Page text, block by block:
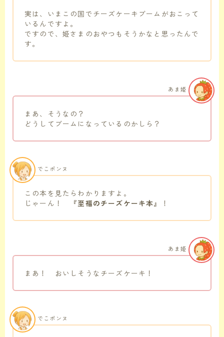
実は、いまこの国でチーズケーキブームがおこって
いるんですよ。
ですので、姫さまのおやつもそうかなと思ったんで
す。
まあ、そうなの？
どうしてブームになっているのかしら？
あま姫
この本を見たらわかりますよ。
じゃーん！
『至福のチーズケーキ本』 ！
でこポンヌ
まあ！ おいしそうなチーズケーキ！
あま姫
でこポンヌ